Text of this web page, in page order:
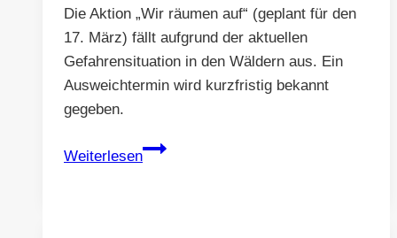
Die Aktion „Wir räumen auf“ (geplant für den
17. März) fällt aufgrund der aktuellen
Gefahrensituation in den Wäldern aus. Ein
Ausweichtermin wird kurzfristig bekannt
gegeben.
Weiterlesen
„Wir